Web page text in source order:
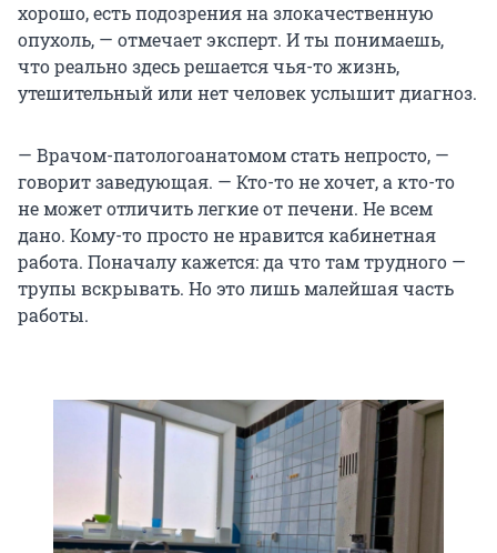
хорошо, есть подозрения на злокачественную
опухоль, — отмечает эксперт. И ты понимаешь,
что реально здесь решается чья-то жизнь,
утешительный или нет человек услышит диагноз.
— Врачом-патологоанатомом стать непросто, —
говорит заведующая. — Кто-то не хочет, а кто-то
не может отличить легкие от печени. Не всем
дано. Кому-то просто не нравится кабинетная
работа. Поначалу кажется: да что там трудного —
трупы вскрывать. Но это лишь малейшая часть
работы.